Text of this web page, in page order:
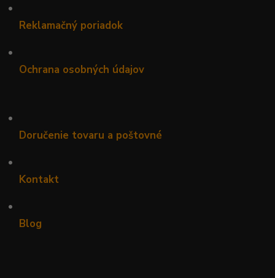
•
Reklamačný poriadok
•
Ochrana osobných údajov
•
Doručenie tovaru a poštovné
•
Kontakt
•
Blog